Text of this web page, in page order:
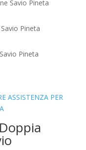
Savio Pineta
Pineta
Pineta
ASSISTENZA PER